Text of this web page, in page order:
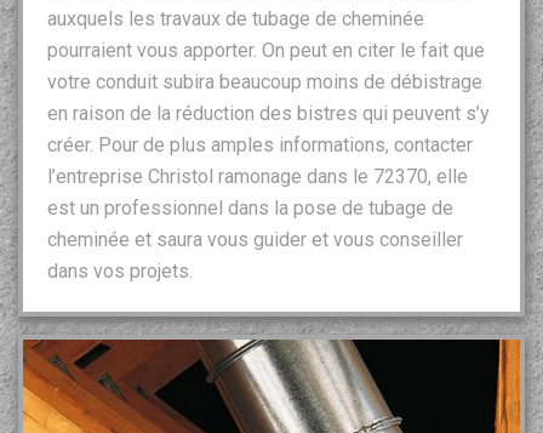
auxquels les travaux de tubage de cheminée
pourraient vous apporter. On peut en citer le fait que
votre conduit subira beaucoup moins de débistrage
en raison de la réduction des bistres qui peuvent s’y
créer. Pour de plus amples informations, contacter
l’entreprise Christol ramonage dans le 72370, elle
est un professionnel dans la pose de tubage de
cheminée et saura vous guider et vous conseiller
dans vos projets.